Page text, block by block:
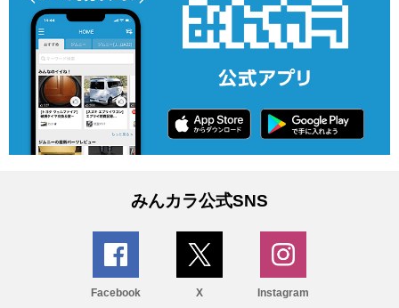
みんカラ公式SNS
Facebook X Instagram